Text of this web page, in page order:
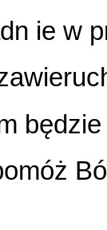
ie w